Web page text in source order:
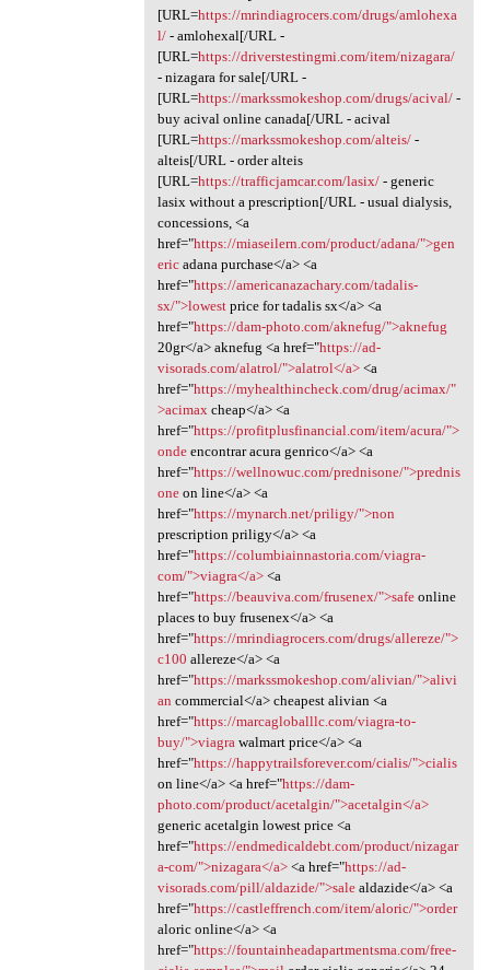
[URL=https://mrindiagrocers.com/drugs/amlohexa
l/- amlohexal[/URL -
[URL=https://driverstestingmi.com/item/nizagara/
- nizagara for sale[/URL -
[URL=https://markssmokeshop.com/drugs/acival/-
buy acival online canada[/URL - acival
[URL=https://markssmokeshop.com/alteis/-
alteis[/URL - order alteis
[URL=https://trafficjamcar.com/lasix/- generic
lasix without a prescription[/URL - usual dialysis,
concessions, <a
href="https://miaseilern.com/product/adana/">gen
ericadana purchase</a> <a
href="https://americanazachary.com/tadalis-
sx/">lowestprice for tadalis sx</a> <a
href="https://dam-photo.com/aknefug/">aknefug
20gr</a> aknefug <a href="https://ad-
visorads.com/alatrol/">alatrol</a><a
href="https://myhealthincheck.com/drug/acimax/"
>acimaxcheap</a> <a
href="https://profitplusfinancial.com/item/acura/">
ondeencontrar acura genrico</a> <a
href="https://wellnowuc.com/prednisone/">prednis
oneon line</a> <a
href="https://mynarch.net/priligy/">non
prescription priligy</a> <a
href="https://columbiainnastoria.com/viagra-
com/">viagra</a><a
href="https://beauviva.com/frusenex/">safeonline
places to buy frusenex</a> <a
href="https://mrindiagrocers.com/drugs/allereze/">
c100 allereze</a> <a
href="https://markssmokeshop.com/alivian/">alivi
an commercial</a> cheapest alivian <a
href="https://marcagloballlc.com/viagra-to-
buy/">viagrawalmart price</a> <a
href="https://happytrailsforever.com/cialis/">cialis
on line</a> <a href="https://dam-
photo.com/product/acetalgin/">acetalgin</a>
generic acetalgin lowest price <a
href="https://endmedicaldebt.com/product/nizagar
a-com/">nizagara</a><a href="https://ad-
visorads.com/pill/aldazide/">salealdazide</a> <a
href="https://castleffrench.com/item/aloric/">order
aloric online</a> <a
href="https://fountainheadapartmentsma.com/free-